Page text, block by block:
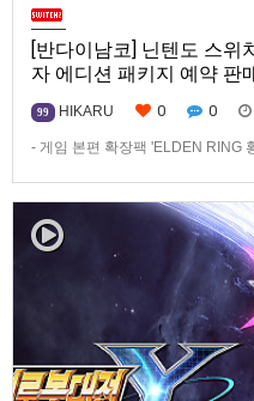
[반다이남코] 닌텐도 스위
자 에디션 패키지 예약 판
99 HIKARU 0 0
- 게임 본편 확장팩 'ELDEN RING
문 판매를 8월 5일(수)부터 시작한
에디션’에는 ‘ELDEN R…